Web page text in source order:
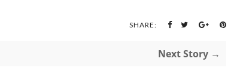
SHARE:
Next Story →